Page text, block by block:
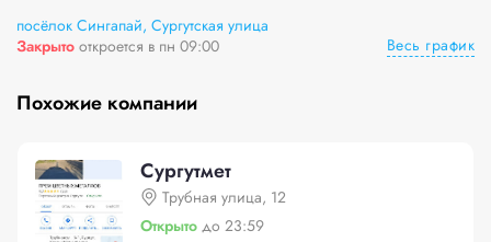
посёлок Сингапай, Сургутская улица
Закрыто откроется в пн 09:00 Весь график
Похожие компании
Сургутмет
Трубная улица, 12
Открыто до 23:59